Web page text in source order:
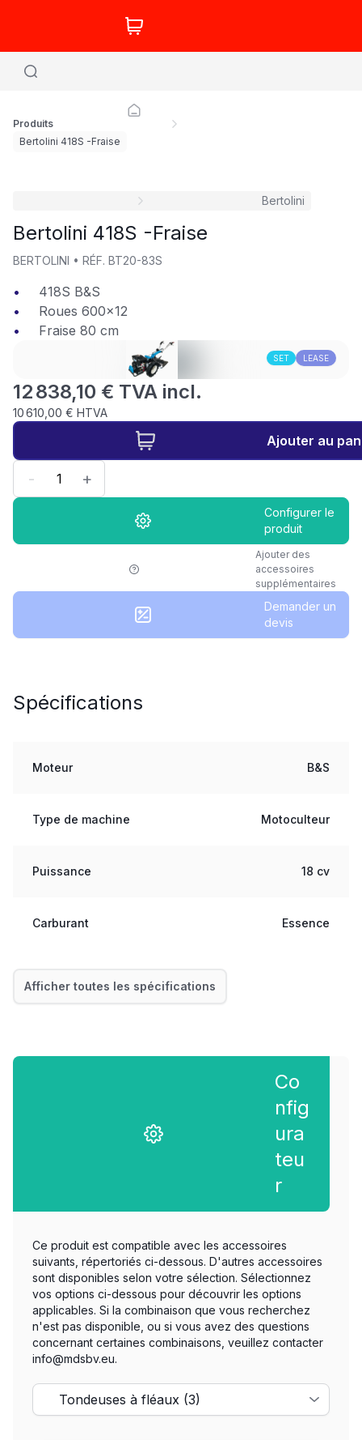
Produits
Bertolini 418S -Fraise
SET LEASE
Bertolini
Bertolini 418S -Fraise
BERTOLINI • RÉF. BT20-83S
418S B&S
Roues 600x12
Fraise 80 cm
12 838,10 € TVA incl.
10 610,00 € HTVA
Ajouter au
- +
Configurer le
produit
Ajouter des
accessoires
supplémentaires
Demander un
devis
Spécifications
Moteur B&S
Type de machine Motoculteur
Puissance 18 cv
Carburant Essence
Afficher toutes les spécifications
Co
nfig
ura
teu
r
Ce produit est compatible avec les accessoires
suivants, répertoriés ci-dessous. D'autres accessoires
sont disponibles selon votre sélection. Sélectionnez
vos options ci-dessous pour découvrir les options
applicables. Si la combinaison que vous recherchez
n'est pas disponible, ou si vous avez des questions
concernant certaines combinaisons, veuillez contacter
info@mdsbv.eu.